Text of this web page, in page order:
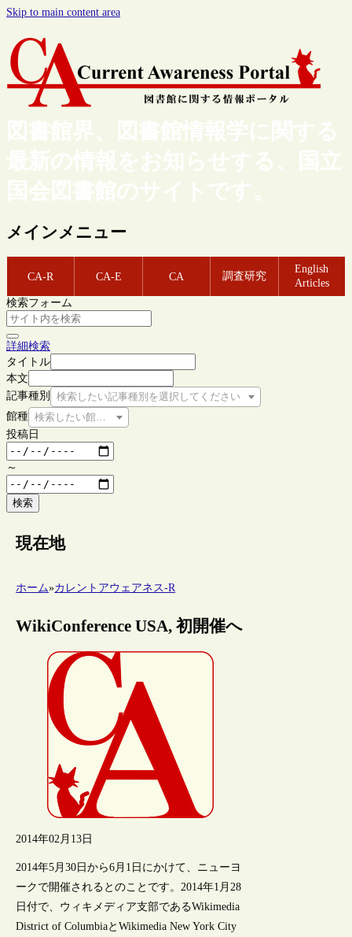
Skip to main content area
図書館界、図書館情報学に関する
最新の情報をお知らせする、国立
国会図書館のサイトです。
メインメニュー
CA-R CA-E CA 調査研究
English
Articles
検索フォーム
詳細検索
タイトル
本文
記事種別
検索したい記事種別を選択してください
館種 検索したい館種を選択してください
投稿日
～
検索
現在地
ホーム»カレントアウェアネス-R
WikiConference USA, 初開催へ
2014年02月13日
2014年5月30日から6月1日にかけて、ニューヨ
ークで開催されるとのことです。2014年1月28
日付で、ウィキメディア支部であるWikimedia
District of ColumbiaとWikimedia New York City